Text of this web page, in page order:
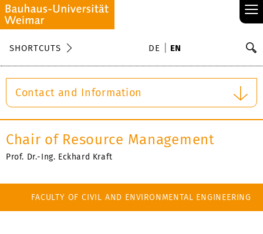
≡
SHORTCUTS DE EN
Contact and Information
Chair of Resource Management
Prof. Dr.-Ing. Eckhard Kraft
FACULTY OF CIVIL AND ENVIRONMENTAL ENGINEERING